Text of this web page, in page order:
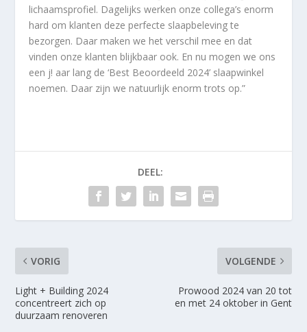
lichaamsprofiel. Dagelijks werken onze collega’s enorm
hard om klanten deze perfecte slaapbeleving te
bezorgen. Daar maken we het verschil mee en dat
vinden onze klanten blijkbaar ook. En nu mogen we ons
een j! aar lang de ‘Best Beoordeeld 2024’ slaapwinkel
noemen. Daar zijn we natuurlijk enorm trots op.”
DEEL:
VORIG
Light + Building 2024
concentreert zich op
duurzaam renoveren
VOLGENDE
Prowood 2024 van 20 tot
en met 24 oktober in Gent